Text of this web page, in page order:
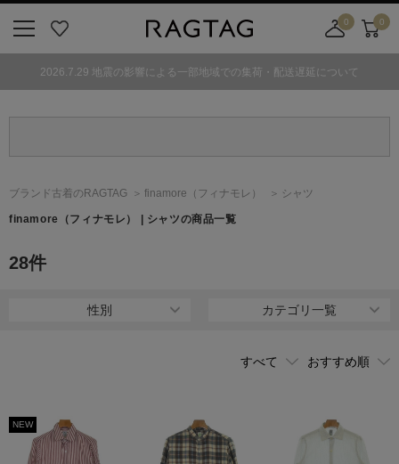
気
0
舗
カ
0
2026.7.29 地震の影響による一部地域での集荷・配送遅延について
ブランド古着のRAGTAG finamore （フィナモレ） シャツ
finamore （フィナモレ） | シャツの商品一覧
28件
性別 カテゴリ一覧
NEW